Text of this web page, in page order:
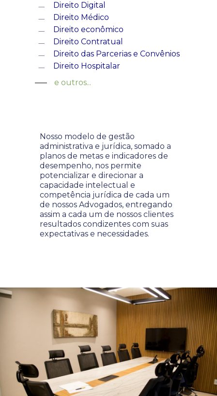
Direito Digital
Direito Médico
Direito econômico
Direito Contratual
Direito das Parcerias e Convênios
Direito Hospitalar
e outros...
Nosso modelo de gestão
administrativa e jurídica, somado a
planos de metas e indicadores de
desempenho, nos permite
potencializar e direcionar a
capacidade intelectual e
competência jurídica de cada um
de nossos Advogados, entregando
assim a cada um de nossos clientes
resultados condizentes com suas
expectativas e necessidades.